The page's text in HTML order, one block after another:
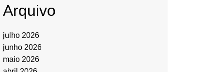
Arquivo
julho 2026
junho 2026
maio 2026